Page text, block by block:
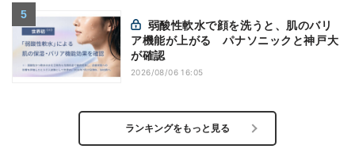
ア機能が上がる パナソニックと神戸大
が確認
2026/08/06 16:05
ランキングをもっと見る